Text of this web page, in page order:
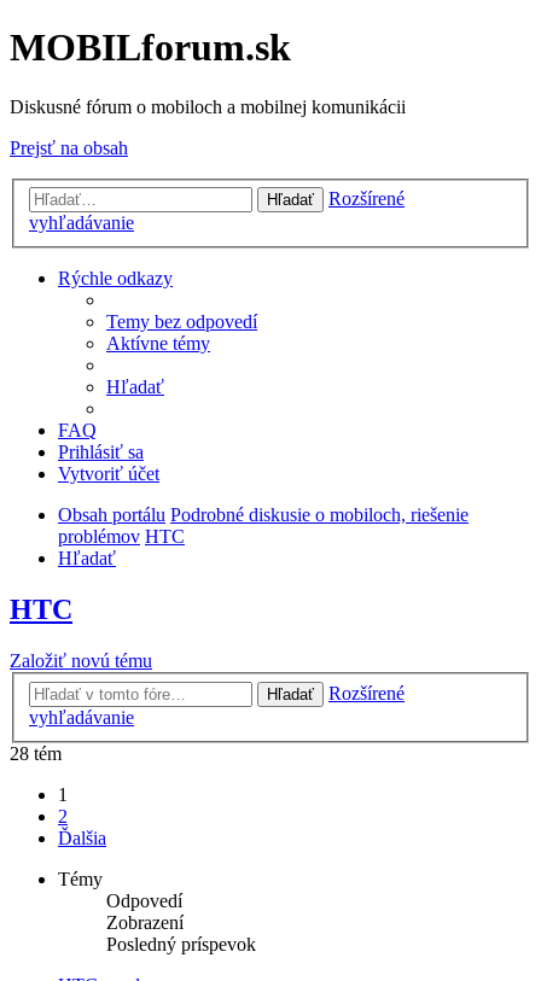
MOBILforum.sk
Diskusné fórum o mobiloch a mobilnej komunikácii
Prejsť na obsah
Hľadať
Rozšírené
vyhľadávanie
Rýchle odkazy
Temy bez odpovedí
Aktívne témy
Hľadať
FAQ
Prihlásiť sa
Vytvoriť účet
Obsah portálu Podrobné diskusie o mobiloch, riešenie
problémov HTC
Hľadať
HTC
Založiť novú tému
Hľadať
Rozšírené
vyhľadávanie
28 tém
1
2
Ďalšia
Témy
Odpovedí
Zobrazení
Posledný príspevok